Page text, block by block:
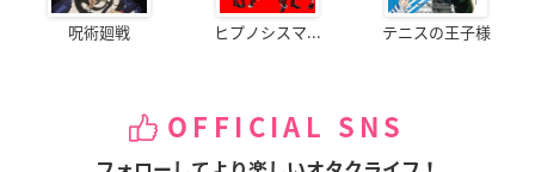
呪術廻戦 ヒプノシスマ... テニスの王子様
OFFICIAL SNS